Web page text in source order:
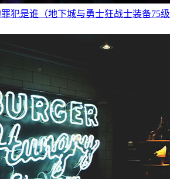
犯是谁（地下城与勇士狂战士装备75